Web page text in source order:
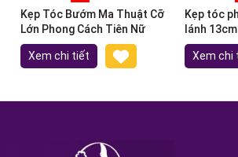
Kẹp Tóc Bướm Ma Thuật Cỡ
Lớn Phong Cách Tiên Nữ
Xem chi tiết
Kẹp tóc
lánh 13cm
Xem chi